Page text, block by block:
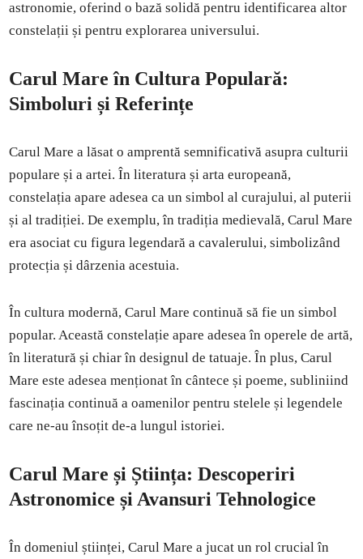
astronomie, oferind o bază solidă pentru identificarea altor
constelații și pentru explorarea universului.
Carul Mare în Cultura Populară:
Simboluri și Referințe
Carul Mare a lăsat o amprentă semnificativă asupra culturii
populare și a artei. În literatura și arta europeană,
constelația apare adesea ca un simbol al curajului, al puterii
și al tradiției. De exemplu, în tradiția medievală, Carul Mare
era asociat cu figura legendară a cavalerului, simbolizând
protecția și dârzenia acestuia.
În cultura modernă, Carul Mare continuă să fie un simbol
popular. Această constelație apare adesea în operele de artă,
în literatură și chiar în designul de tatuaje. În plus, Carul
Mare este adesea menționat în cântece și poeme, subliniind
fascinația continuă a oamenilor pentru stelele și legendele
care ne-au însoțit de-a lungul istoriei.
Carul Mare și Știința: Descoperiri
Astronomice și Avansuri Tehnologice
În domeniul științei, Carul Mare a jucat un rol crucial în